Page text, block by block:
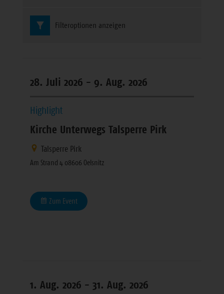
28. Juli 2026 - 9. Aug. 2026
Highlight
Kirche Unterwegs Talsperre Pirk
Talsperre Pirk
Am Strand 4 08606 Oelsnitz
Zum Event
1. Aug. 2026 - 31. Aug. 2026
Filteroptionen anzeigen